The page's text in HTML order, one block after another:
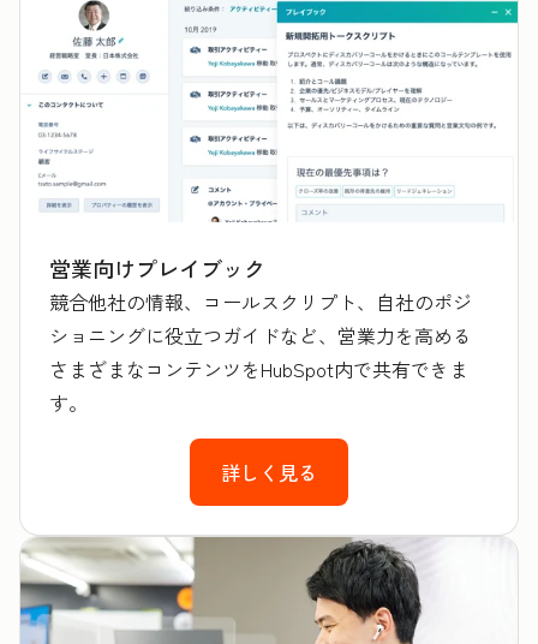
営業向けプレイブック
競合他社の情報、コールスクリプト、自社のポジ
ショニングに役立つガイドなど、営業力を高める
さまざまなコンテンツをHubSpot内で共有できま
す。
詳しく見る